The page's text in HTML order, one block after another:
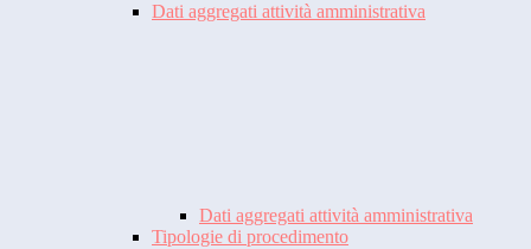
Dati aggregati attività amministrativa
Dati aggregati attività amministrativa
Tipologie di procedimento